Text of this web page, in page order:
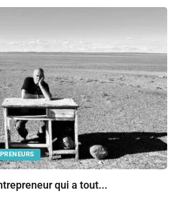
qui a tout...